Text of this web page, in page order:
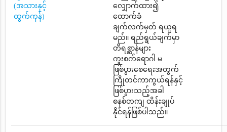
(အသားနှင့်
ထွက်ကုန်)
လျှောက်ထား၍
ထောက်ခံ
ချက်လက်မှတ် ရယူရ
မည်။ ရည်ရွယ်ချက်မှာ
တိရစ္ဆာန်များ
ကူးစက်ရောဂါ မ
ဖြစ်ပွားစေရေးအတွက်
ကြိုတင်ကာကွယ်ရန်နှင့်
ဖြစ်ပွားသည့်အခါ
စနစ်တကျ ထိန်းချုပ်
နိုင်ရန်ဖြစ်ပါသည်။